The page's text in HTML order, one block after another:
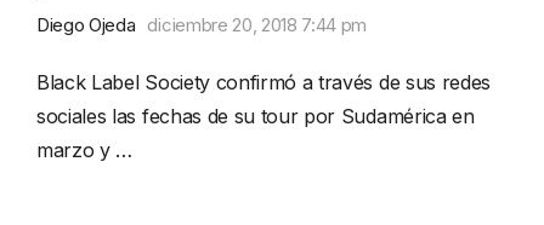
Diego Ojeda diciembre 20, 2018 7:44 pm
Black Label Society confirmó a través de sus redes
sociales las fechas de su tour por Sudamérica en
marzo y …